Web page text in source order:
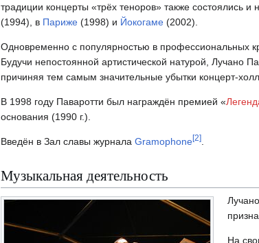
традиции концерты «трёх теноров» также состоялись
(1994), в Париже (1998) и Йокогаме (2002).
Одновременно с популярностью в профессиональных
Будучи непостоянной артистической натурой, Лучано
причиняя тем самым значительные убытки концерт-
В 1998 году Паваротти был награждён премией «
основания (1990 г.).
Введён в Зал славы журнала Gramophone[2]
Музыкальная деятельность
На